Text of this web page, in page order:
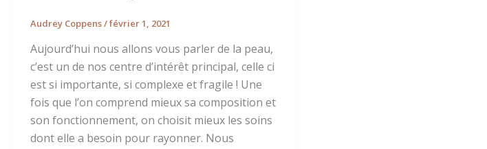
Audrey Coppens/février 1, 2021
Aujourd’hui nous allons vous parler de la peau,
c’est un de nos centre d’intérêt principal, celle ci
est si importante, si complexe et fragile ! Une
fois que l’on comprend mieux sa composition et
son fonctionnement, on choisit mieux les soins
dont elle a besoin pour rayonner. Nous